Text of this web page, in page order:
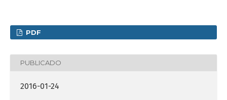
PDF
PUBLICADO
2016-01-24